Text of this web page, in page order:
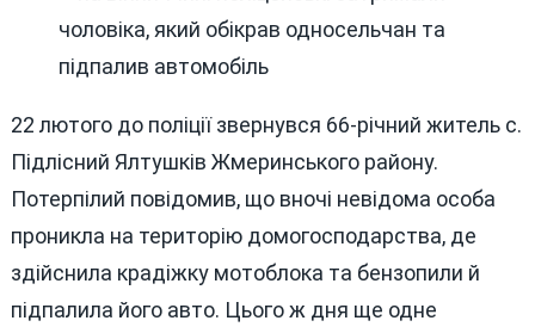
22 лютого до поліції звернувся 66-річний житель с.
Підлісний Ялтушків Жмеринського району.
Потерпілий повідомив, що вночі невідома особа
проникла на територію домогосподарства, де
здійснила крадіжку мотоблока та бензопили й
підпалила його авто. Цього ж дня ще одне